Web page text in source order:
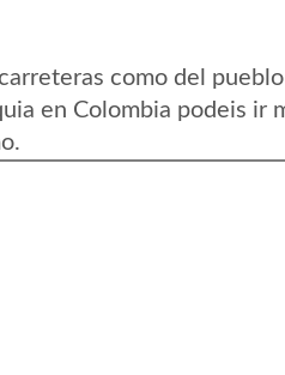
como del pueblo
en Colombia podeis ir